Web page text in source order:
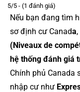
5/5 - (1 đánh giá)
Nếu bạn đang tìm
sơ định cư Canada
(Niveaux de
hệ thống đánh giá
Chính phủ Canada
nhập cư như